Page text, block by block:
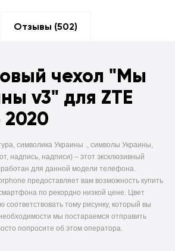
Отзывы (502)
чехол "Мы
v3" для ZTE
символика Украины ., символы Украины,
надпись, надписи) – этот эксклюзивный
для данной модели телефона.
предоставляет вам возможность купить
по рекордно низкой цене. Цвет
соответствовать тому рисунку, который вы
мы постараемся отправить
попросите об этом оператора.